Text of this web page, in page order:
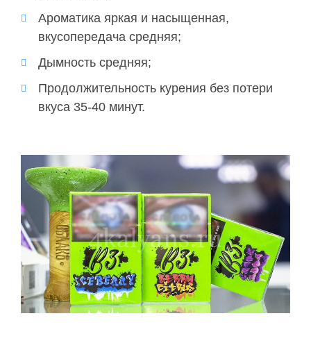
Ароматика яркая и насыщенная,
вкусопередача средняя;
Дымность средняя;
Продолжительность курения без потери
вкуса 35-40 минут.